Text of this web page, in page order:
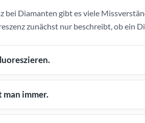
bei Diamanten gibt es viele
zunächst nur beschreibt, ob ein
man immer.